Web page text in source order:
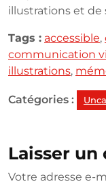
illustrations et
Tags : accessible,
communication
illustrations,
Catégories :
Laisser
Votre adresse e-